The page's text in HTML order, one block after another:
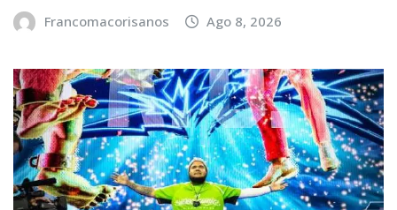
Francomacorisanos Ago 8, 2026